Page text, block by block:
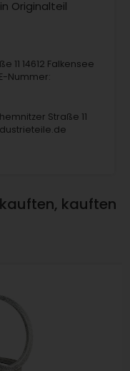
Originalteil
11 14612 Falkensee
Nummer:
Straße 11
kauften